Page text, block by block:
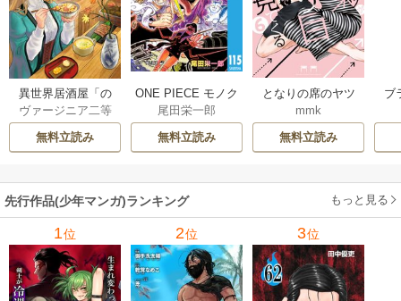
異世界居酒屋「の
ぶ」
ヴァージニア二等
蝉川夏哉
無料立読み
ONE PIECE モノク
ロ版
尾田栄一郎
無料立読み
となりの席のヤツ
がそういう目で見
てくる
mmk
無料立読み
ブ
先行作品(少年マンガ)ランキング もっと見る
1位 2位 3位